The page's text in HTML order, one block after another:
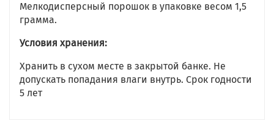
Мелкодисперсный порошок в упаковке весом 1,5
грамма.
Условия хранения:
Хранить в сухом месте в закрытой банке. Не
допускать попадания влаги внутрь. Срок годности
5 лет